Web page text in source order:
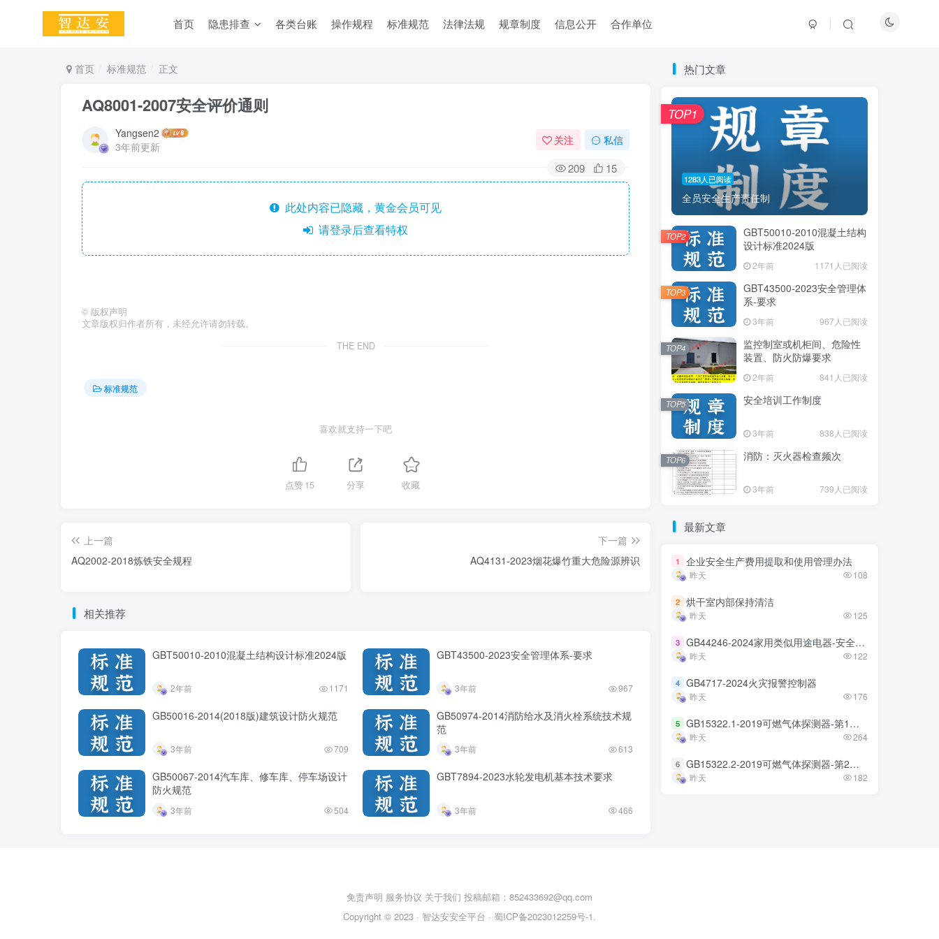
首页 隐患排查 各类台账 操作规程 标准规范 法律法规 规章制度 信息公开 合作单位
首页 标准规范 正文
AQ8001-2007安全评价通则
Yangsen2
3年前更新
关注 私信
209 15
此处内容已隐藏，黄金会员可见
请登录后查看特权
© 版权声明
文章版权归作者所有，未经允许请勿转载。
THE END
标准规范
喜欢就支持一下吧
点赞15 分享 收藏
上一篇
AQ2002-2018炼铁安全规程
下一篇
AQ4131-2023烟花爆竹重大危险源辨识
相关推荐
GBT50010-2010混凝土结构设计标准2024版
2年前 1171
GBT43500-2023安全管理体系-要求
3年前 967
GB50016-2014(2018版)建筑设计防火规范
3年前 709
GB50974-2014消防给水及消火栓系统技术规
范
3年前 613
GB50067-2014汽车库、修车库、停车场设计
防火规范
3年前 504
GBT7894-2023水轮发电机基本技术要求
3年前 466
热门文章
1283人已阅读
全员安全生产责任制
TOP1
GBT50010-2010混凝土结构
设计标准2024版
2年前 1171人已阅读
TOP2
GBT43500-2023安全管理体
系-要求
3年前 967人已阅读
TOP3
监控制室或机柜间、危险性
装置、防火防爆要求
2年前 841人已阅读
TOP4
安全培训工作制度
3年前 838人已阅读
TOP5
消防：灭火器检查频次
3年前 739人已阅读
TOP6
最新文章
1 企业安全生产费用提取和使用管理办法
昨天 108
2 烘干室内部保持清洁
昨天 125
3 GB44246-2024家用类似用途电器-安全技术规范
昨天 122
4 GB4717-2024火灾报警控制器
昨天 176
5 GB15322.1-2019可燃气体探测器-第1部分
昨天 264
6 GB15322.2-2019可燃气体探测器-第2部分
昨天 182
热门文章
1283人已阅读
全员安全生产责任制
TOP1
GBT50010-2010混凝土结构
设计标准2024版
2年前 1171人已阅读
TOP2
GBT43500-2023安全管理体
系-要求
3年前 967人已阅读
TOP3
监控制室或机柜间、危险性
装置、防火防爆要求
2年前 841人已阅读
TOP4
安全培训工作制度
3年前 838人已阅读
TOP5
消防：灭火器检查频次
3年前 739人已阅读
TOP6
最新文章
1 企业安全生产费用提取和使用管理办法
昨天 108
2 烘干室内部保持清洁
昨天 125
3 GB44246-2024家用类似用途电器-安全技术规范
昨天 122
4 GB4717-2024火灾报警控制器
昨天 176
5 GB15322.1-2019可燃气体探测器-第1部分
昨天 264
6 GB15322.2-2019可燃气体探测器-第2部分
昨天 182
免责声明 服务协议 关于我们 投稿邮箱：852433692@qq.com
Copyright © 2023 · 智达安安全平台 · 蜀ICP备2023012259号-1.